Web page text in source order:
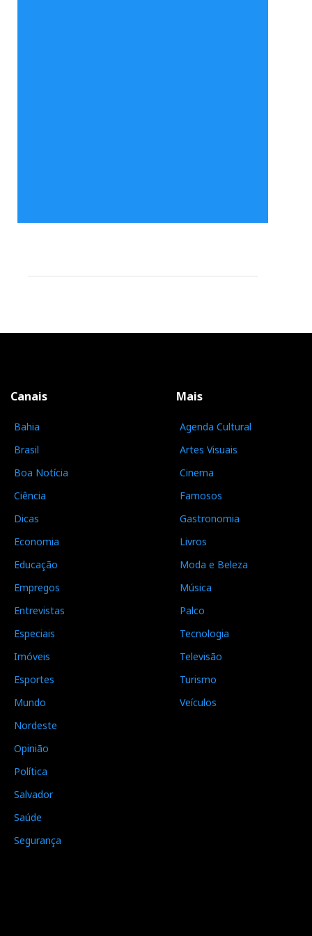
Canais
Bahia
Brasil
Boa Notícia
Ciência
Dicas
Economia
Educação
Empregos
Entrevistas
Especiais
Imóveis
Esportes
Mundo
Nordeste
Opinião
Política
Salvador
Saúde
Segurança
Mais
Agenda Cultural
Artes Visuais
Cinema
Famosos
Gastronomia
Livros
Moda e Beleza
Música
Palco
Tecnologia
Televisão
Turismo
Veículos